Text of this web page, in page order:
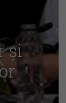
și